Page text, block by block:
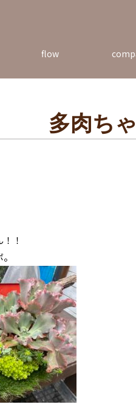
flow
多肉ち
！